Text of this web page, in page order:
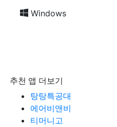
Windows
추천 앱 더보기
탕탕특공대
에어비앤비
티머니고